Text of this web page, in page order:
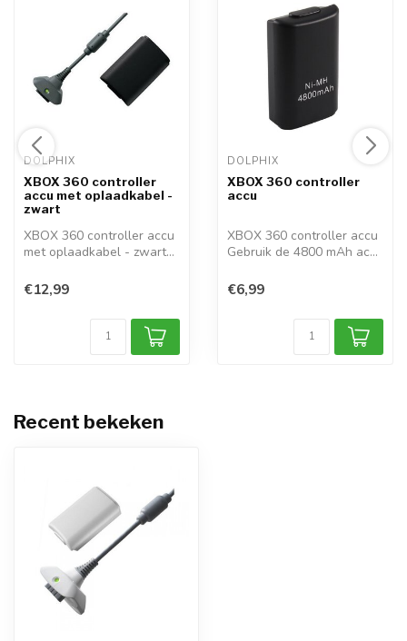
DOLPHIX
XBOX 360 controller
accu met oplaadkabel -
zwart
XBOX 360 controller accu
met oplaadkabel - zwart
€12,99
DOLPHIX
XBOX 360 controller
accu
XBOX 360 controller accu
Gebruik de 4800 mAh accu
€6,99
Recent bekeken